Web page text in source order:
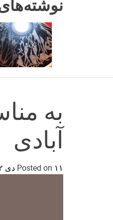
به
آبادی
Posted on ۱۱ دی ۱۳۹۲